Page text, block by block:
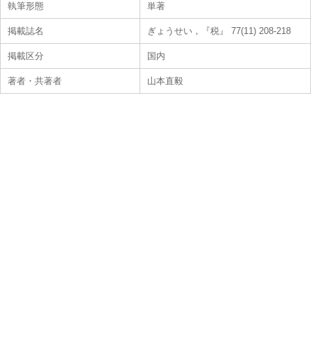
執筆形態 単著
掲載誌名 ぎょうせい，『税』 77(11) 208-218
掲載区分 国内
著者・共著者 山本直毅